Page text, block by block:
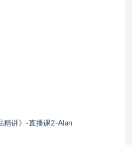
精讲》-直播课2-Alan